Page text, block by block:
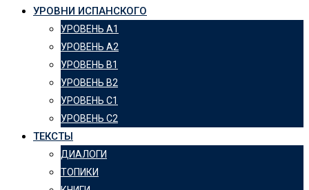
УРОВНИ ИСПАНСКОГО
УРОВЕНЬ А1
УРОВЕНЬ А2
УРОВЕНЬ B1
УРОВЕНЬ B2
УРОВЕНЬ C1
УРОВЕНЬ C2
ТЕКСТЫ
ДИАЛОГИ
ТОПИКИ